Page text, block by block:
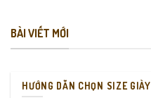
BÀI VIẾT MỚI
HƯỚNG DẪN CHỌN SIZE GIÀY